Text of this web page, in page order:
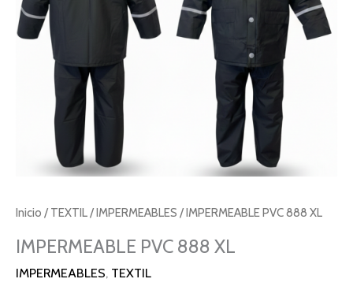
Inicio / TEXTIL/IMPERMEABLES / IMPERMEABLE PVC 888 XL
IMPERMEABLE PVC 888 XL
IMPERMEABLES, TEXTIL